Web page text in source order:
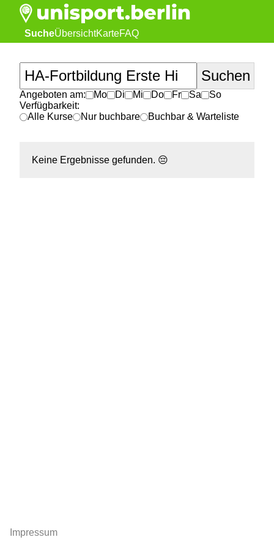
SucheÜbersichtKarteFAQ
Angeboten am: Mo Di Mi Do Fr Sa
So
Verfügbarkeit:
Alle Kurse
Nur buchbare Buchbar & Warteliste
Keine Ergebnisse gefunden. 😔
Impressum